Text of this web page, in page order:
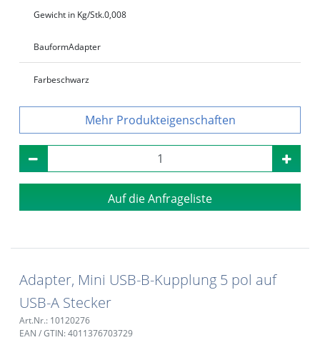
Gewicht in Kg/Stk.0,008
BauformAdapter
Farbeschwarz
Produkteigenschaften
Auf die Anfrageliste
Adapter, Mini USB-B-Kupplung 5 pol auf
USB-A Stecker
Art.Nr.: 10120276
EAN / GTIN: 4011376703729